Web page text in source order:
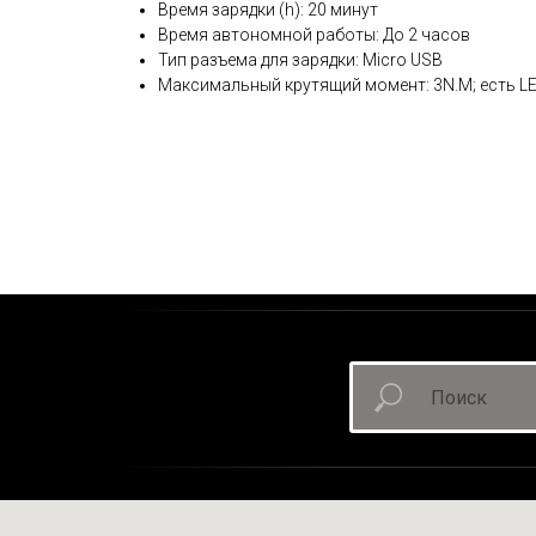
Время зарядки (h): 20 минут
Время автономной работы: До 2 часов
Тип разъема для зарядки: Micro USB
Максимальный крутящий момент: 3N.M; есть